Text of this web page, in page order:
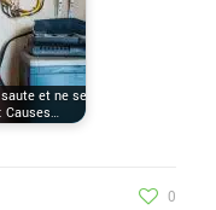
et ne se
Causes…
0